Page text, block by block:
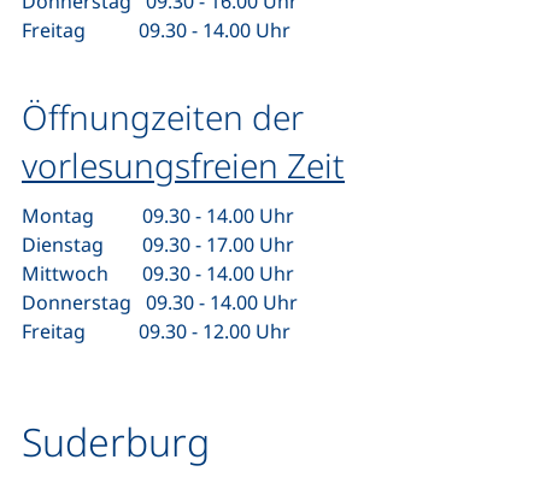
Freitag 09.30 - 14.00 Uhr
Öffnungzeiten der
vorlesungsfreien Zeit
Montag 09.30 - 14.00 Uhr
Dienstag 09.30 - 17.00 Uhr
Mittwoch 09.30 - 14.00 Uhr
Donnerstag 09.30 - 14.00 Uhr
Freitag 09.30 - 12.00 Uhr
Suderburg